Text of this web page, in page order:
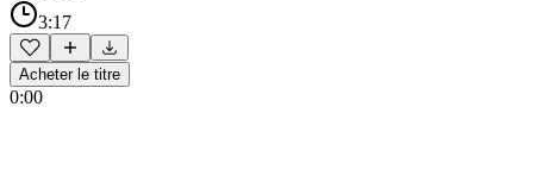
3:17
Acheter le titre
0:00